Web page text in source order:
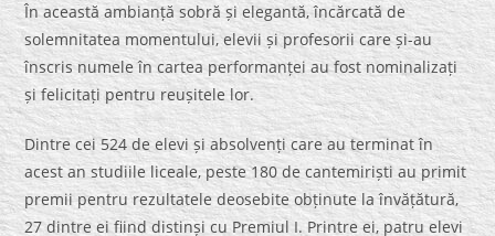
În această ambianță sobră și elegantă, încărcată de
solemnitatea momentului, elevii și profesorii care și-au
înscris numele în cartea performanței au fost nominalizați
și felicitați pentru reușitele lor.
Dintre cei 524 de elevi și absolvenți care au terminat în
acest an studiile liceale, peste 180 de cantemiriști au primit
premii pentru rezultatele deosebite obținute la învățătură,
27 dintre ei fiind distinși cu Premiul I. Printre ei, patru elevi